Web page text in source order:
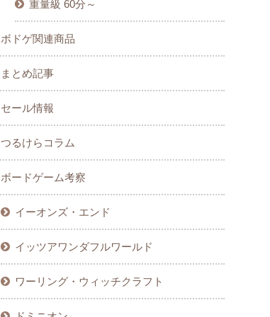
重量級 60分～
ボドゲ関連商品
まとめ記事
セール情報
つるけらコラム
ボードゲーム考察
イーオンズ・エンド
イッツアワンダフルワールド
ワーリング・ウィッチクラフト